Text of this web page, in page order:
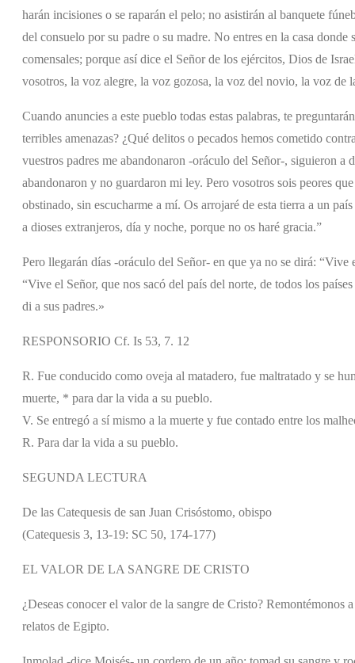
harán incisiones o se raparán el pelo; no asistirán al banquete
del consuelo por su padre o su madre. No entres en la casa
comensales; porque así dice el Señor de los ejércitos, Dios de
vosotros, la voz alegre, la voz gozosa, la voz del novio, la voz de
Cuando anuncies a este pueblo todas estas palabras, te
terribles amenazas? ¿Qué delitos o pecados hemos cometido
vuestros padres me abandonaron -oráculo del Señor-, siguieron
abandonaron y no guardaron mi ley. Pero vosotros sois peores
obstinado, sin escucharme a mí. Os arrojaré de esta tierra a un
a dioses extranjeros, día y noche, porque no os haré gracia.”
Pero llegarán días -oráculo del Señor- en que ya no se dirá:
“Vive el Señor, que nos sacó del país del norte, de todos los
di a sus padres.»
RESPONSORIO Cf. Is 53, 7. 12
R. Fue conducido como oveja al matadero, fue maltratado y se
muerte, * para dar la vida a su pueblo.
V. Se entregó a sí mismo a la muerte y fue contado entre los
R. Para dar la vida a su pueblo.
SEGUNDA LECTURA
De las Catequesis de san Juan Crisóstomo, obispo
(Catequesis 3, 13-19: SC 50, 174-177)
EL VALOR DE LA SANGRE DE CRISTO
¿Deseas conocer el valor de la sangre de Cristo?
relatos de Egipto.